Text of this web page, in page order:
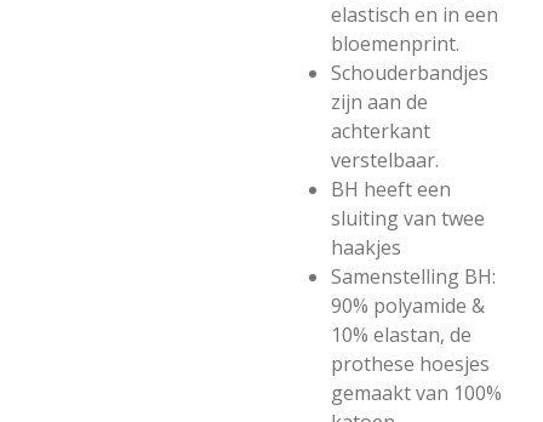
elastisch en in een
bloemenprint.
Schouderbandjes
zijn aan de
achterkant
verstelbaar.
BH heeft een
sluiting van twee
haakjes
Samenstelling BH:
90% polyamide &
10% elastan, de
prothese hoesjes
gemaakt van 100%